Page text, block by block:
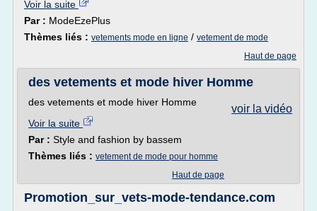
Voir la suite
Par : ModeEzePlus
Thèmes liés : vetements mode en ligne / vetement de mode
Haut de page
des vetements et mode hiver Homme
voir la vidéo
des vetements et mode hiver Homme
Voir la suite
Par : Style and fashion by bassem
Thèmes liés : vetement de mode pour homme
Haut de page
Promotion_sur_vets-mode-tendance.com